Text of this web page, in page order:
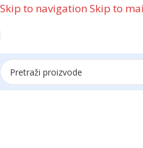
Skip to navigation Skip to
Reklama